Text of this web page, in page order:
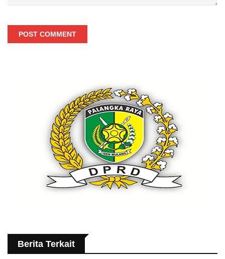
POST COMMENT
Berita Terkait